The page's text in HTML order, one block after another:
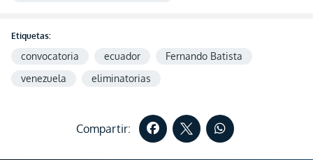
Etiquetas:
convocatoria ecuador
Fernando Batista
venezuela
eliminatorias
Compartir: